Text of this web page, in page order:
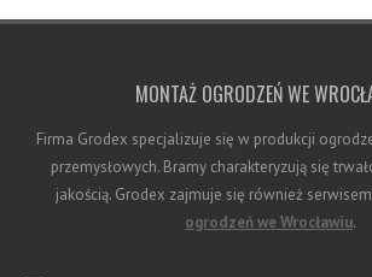
MONTAŻ OGRODZEŃ WE
Firma Grodex specjalizuje się w produkcji
przemysłowych. Bramy charakteryzują się
jakością. Grodex zajmuje się również
ogrodzeń we Wrocławiu.